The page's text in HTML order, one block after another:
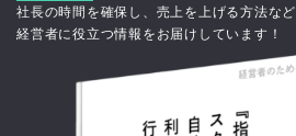
社長の時間を確保し、売上を上げる方法など
経営者に役立つ情報をお届けしています！